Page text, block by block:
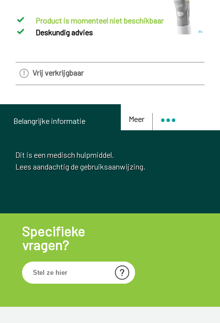
Product is momenteel niet beschikbaar
Deskundig advies
Vrij verkrijgbaar
Meer
Belangrijke informatie
Dit is een medisch hulpmiddel.
Lees aandachtig de gebruiksaanwijzing.
Specifieke
vragen?